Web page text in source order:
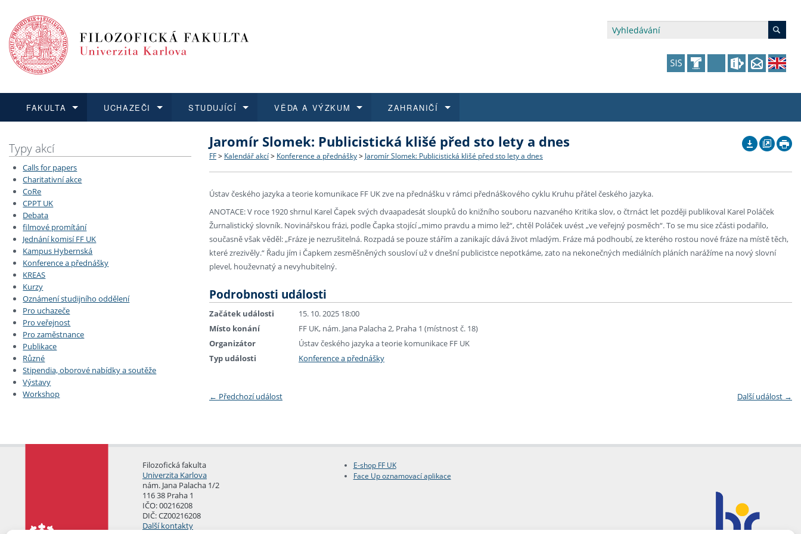
FAKULTA
Dozvědět se více
Struktura a historie
Strategie a další dokumenty
Podpora a benefity pro zaměstnance
Absolventi fakulty
Fakultní školy FF UK
Pro média a veřejnost
Knihovna
Výběrová řízení
UCHAZEČI
Podat přihlášku
Co studovat a jak se přihlásit
Učitelské studijní programy
Informace k průběhu přijímacího řízení
Kurzy dalšího vzdělávání
Programy s mikrocertifikátem
STUDUJÍCÍ
Dozvědět se více
Bakalářské a magisterské studium
Doktorské studium
Kurzy dalšího vzdělávání
Studující se specifickými potřebami
VĚDA A VÝZKUM
Dozvědět se více
O vědě a výzkumu na FF UK
Akademické kvalifikace
Transfer & Impact Office
Vědecké ceny a fondy
ZAHRANIČÍ
Dozvědět se více
Aktuální nabídky a výběrová řízení
Vyjíždějící studenti
Vyjíždějící zaměstnanci
Přijíždějící zaměstnanci
Mimofakultní financování výjezdů
Typy akcí
Calls for papers
Charitativní akce
CoRe
CPPT UK
Debata
filmové promítání
Jednání komisí FF UK
Kampus Hybernská
Konference a přednášky
KREAS
Kurzy
Oznámení studijního oddělení
Pro uchazeče
Pro veřejnost
Pro zaměstnance
Publikace
Různé
Stipendia, oborové nabídky a soutěže
Výstavy
Workshop
Jaromír Slomek: Publicistická klišé před sto lety a dnes
FF > Kalendář akcí > Konference a přednášky > Jaromír Slomek: Publicistická klišé před sto lety a dnes
Ústav českého jazyka a teorie komunikace FF UK zve na přednášku v rámci přednáškového cyklu Kruhu přátel českého jazyka.
ANOTACE: V roce 1920 shrnul Karel Čapek svých dvaapadesát sloupků do knižního souboru nazvaného Kritika slov, o čtrnáct let později publikoval Karel Poláček
Žurnalistický slovník. Novinářskou frázi, podle Čapka stojící „mimo pravdu a mimo lež“, chtěl Poláček uvést „ve veřejný posměch“. To se mu sice zčásti podařilo,
současně však věděl: „Fráze je nezrušitelná. Rozpadá se pouze stářím a zanikajíc dává život mladým. Fráze má podhoubí, ze kterého rostou nové fráze na místě těch,
které zrezivěly.“ Řadu jím i Čapkem zesměšněných sousloví už v dnešní publicistce nepotkáme, zato na nekonečných mediálních pláních narážíme na nový slovní
plevel, houževnatý a nevyhubitelný.
Podrobnosti události
Začátek události
15. 10. 2025 18:00
Místo konání
FF UK, nám. Jana Palacha 2, Praha 1 (místnost č. 18)
Organizátor
Ústav českého jazyka a teorie komunikace FF UK
Typ události
Konference a přednášky
← Předchozí událost Další událost →
Filozofická fakulta
Univerzita Karlova
nám. Jana Palacha 1/2
116 38 Praha 1
IČO: 00216208
DIČ: CZ00216208
Další kontakty
E-shop FF UK
Face Up oznamovací aplikace